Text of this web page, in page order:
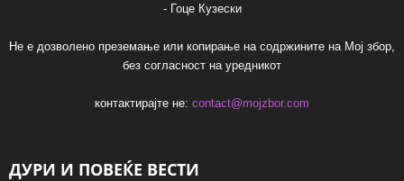
- Гоце Кузески
Не е дозволено преземање или копирање на содржините на Мој збор,
без согласност на уредникот
контактирајте не: contact@mojzbor.com
ДУРИ И ПОВЕЌЕ ВЕСТИ